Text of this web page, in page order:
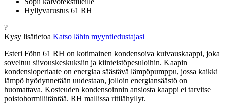
Hyllyvarustus 61 RH
?
Kysy lisätietoa Katso lähin myyntiedustajasi
Esteri Föhn 61 RH on kotimainen kondensoiva kuivauskaappi, joka
soveltuu siivouskeskuksiin ja kiinteistöpesuloihin. Kaapin
kondensioperiaate on energiaa säästävä lämpöpumppu, jossa kaikki
lämpö hyödynnetään uudestaan, jolloin energiansäästö on
huomattava. Kosteuden kondensoinnin ansiosta kaappi ei tarvitse
poistohormiliitäntää. RH mallissa ritilähyllyt.